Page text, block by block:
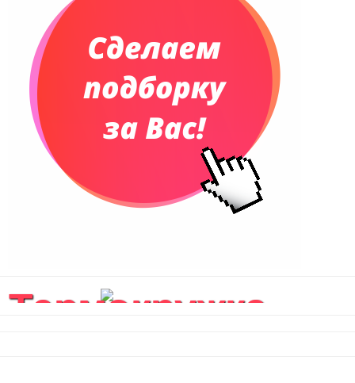
Термокружка